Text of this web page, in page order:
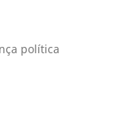
política